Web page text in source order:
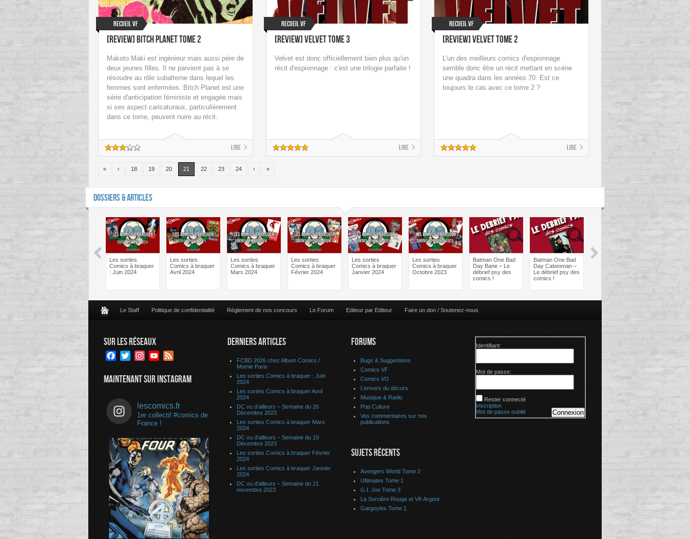
Recueil VF
[Review] Bitch Planet tome 2
Makoto Maki est ingénieur mais aussi père de
deux jeunes filles. Il ne parvient pas à se
résoudre au rôle subalterne dans lequel les
femmes sont enfermées. Bitch Planet est une
série d'anticipation féministe et engagée mais
si ses aspect caricaturaux, particulièrement
dans ce tome, peuvent nuire au récit.
Lire
Recueil VF
[Review] Velvet tome 3
Velvet est donc officiellement bien plus qu'un
récit d'espionnage : c'est une trilogie parfaite !
Lire
Recueil VF
[Review] Velvet Tome 2
L'un des meilleurs comics d'espionnage
semble donc être un récit mettant en scène
une quadra dans les années 70. Est ce
toujours le cas avec ce tome 2 ?
Lire
« ‹ 18 19 20 21 22 23 24 › »
DOSSIERS & ARTICLES
Les sorties
Comics à braquer
: Juin 2024
Les sorties
Comics à braquer
Avril 2024
Les sorties
Comics à braquer
Mars 2024
Les sorties
Comics à braquer
Février 2024
Les sorties
Comics à braquer
Janvier 2024
Les sorties
Comics à braquer
Octobre 2023
Batman One Bad
Day Bane – Le
débrief psy des
comics !
Batman One Bad
Day Catwoman –
Le débrief psy des
comics !
Le Staff Politique de confidentialité Règlement de nos concours Le Forum Editeur par Editeur Faire un don / Soutenez-nous
SUR LES RÉSEAUX
Facebook
TwitterInstagramYouTube
MAINTENANT SUR INSTAGRAM
lescomics.fr
1er collectif #comics de
France !
DERNIERS ARTICLES
FCBD 2026 chez Album Comics /
Momie Paris
Les sorties Comics à braquer : Juin
2024
Les sorties Comics à braquer Avril
2024
DC vu d’ailleurs – Semaine du 26
Décembre 2023
Les sorties Comics à braquer Mars
2024
DC vu d’ailleurs – Semaine du 19
Décembre 2023
Les sorties Comics à braquer Février
2024
Les sorties Comics à braquer Janvier
2024
DC vu d’ailleurs – Semaine du 21
novembre 2023
FORUMS
Bugs & Suggestions
Comics VF
Comics VO
L’envers du décors
Musique & Radio
Pop Culture
Vos commentaires sur nos
publications
SUJETS RÉCENTS
Avengers World Tome 2
Ultimates Tome 1
G.I. Joe Tome 3
La Sorcière Rouge et Vif-Argent
Gargoyles Tome 1
Identifiant:
Mot de passe:
Rester connecté
Connexion
Inscription
Mot de passe oublié